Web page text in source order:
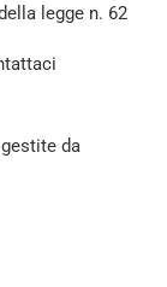
legge n. 62
da